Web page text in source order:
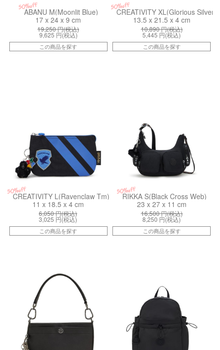
50%off
ABANU M(Moonlit Blue)
17 x 24 x 9 cm
19,250円(税込)
9,625 円(税込)
この商品を探す
50%off
CREATIVITY XL(Glorious Silver)
13.5 x 21.5 x 4 cm
10,890円(税込)
5,445 円(税込)
この商品を探す
50%off
CREATIVITY L(Ravenclaw Tm)
11 x 18.5 x 4 cm
6,050円(税込)
3,025 円(税込)
この商品を探す
50%off
RIKKA S(Black Cross Web)
23 x 27 x 11 cm
16,500円(税込)
8,250 円(税込)
この商品を探す